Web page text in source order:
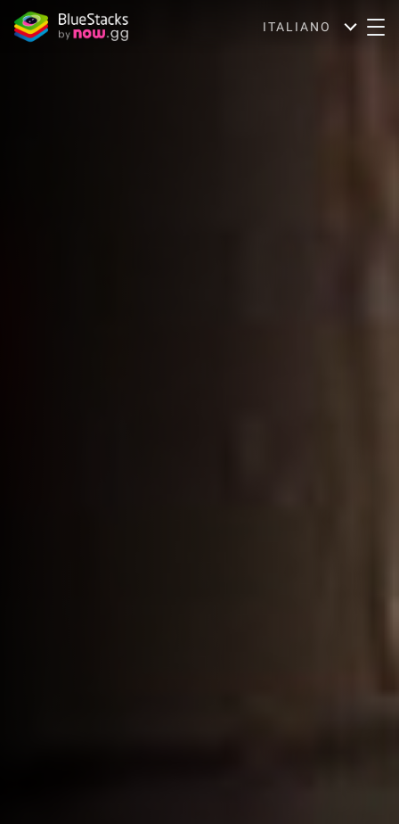
ITALIANO